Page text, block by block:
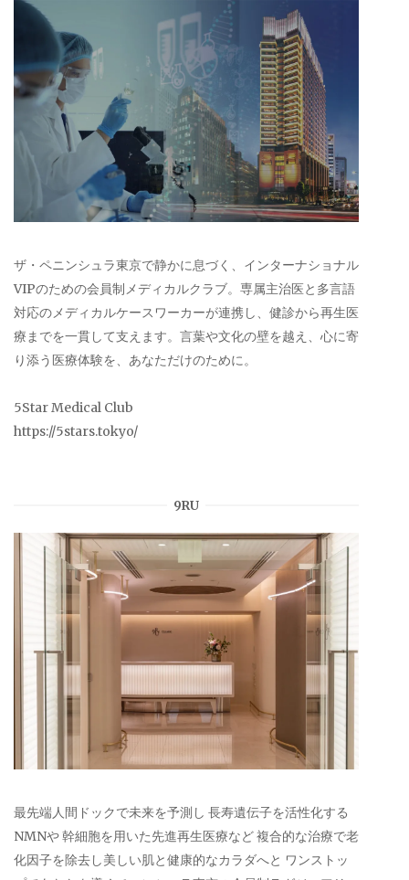
ザ・ペニンシュラ東京で静かに息づく、インターナショナル
VIPのための会員制メディカルクラブ。専属主治医と多言語
対応のメディカルケースワーカーが連携し、健診から再生医
療までを一貫して支えます。言葉や文化の壁を越え、心に寄
り添う医療体験を、あなただけのために。
5Star Medical Club
https://5stars.tokyo/
9RU
最先端人間ドックで未来を予測し 長寿遺伝子を活性化する
NMNや 幹細胞を用いた先進再生医療など 複合的な治療で老
化因子を除去し美しい肌と健康的なカラダへと ワンストッ